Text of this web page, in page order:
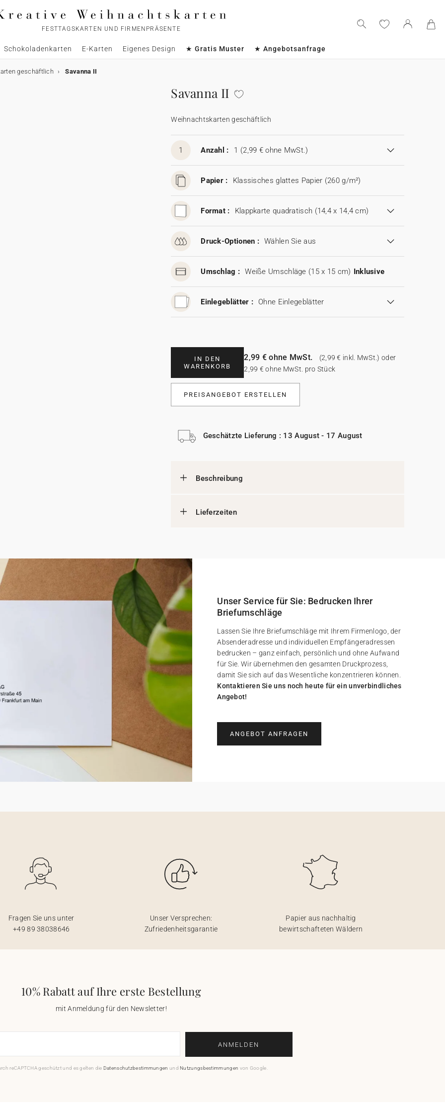
FESTTAGSKARTEN UND FIRMENPRÄSENTE
Schokoladenkarten E-Karten Eigenes Design ★ Gratis Muster ★ Angebotsanfrage
geschäftlich Savanna II
Savanna II
Weihnachtskarten geschäftlich
1 Anzahl : 1 (2,99 € ohne MwSt.)
Papier : Klassisches glattes Papier (260 g/m²)
Format : Klappkarte quadratisch (14,4 x 14,4 cm)
Druck-Optionen : Wählen Sie aus
Umschlag : Weiße Umschläge (15 x 15 cm) Inklusive
Einlegeblätter : Ohne Einlegeblätter
IN DEN
WARENKORB
2,99 € ohne MwSt.
(2,99 € inkl. MwSt.) oder
2,99 € ohne MwSt. pro Stück
PREISANGEBOT ERSTELLEN
Geschätzte Lieferung : 13 August - 17 August
Beschreibung
Lieferzeiten
Unser Service für Sie: Bedrucken Ihrer
Briefumschläge
Lassen Sie Ihre Briefumschläge mit Ihrem Firmenlogo, der
Absenderadresse und individuellen Empfängeradressen
bedrucken – ganz einfach, persönlich und ohne Aufwand
für Sie. Wir übernehmen den gesamten Druckprozess,
damit Sie sich auf das Wesentliche konzentrieren können.
Kontaktieren Sie uns noch heute für ein unverbindliches
Angebot!
ANGEBOT ANFRAGEN
Fragen Sie uns unter
+49 89 38038646
Unser Versprechen:
Zufriedenheitsgarantie
Papier aus nachhaltig
bewirtschafteten Wäldern
10% Rabatt auf Ihre erste Bestellung
mit Anmeldung für den Newsletter!
ANMELDEN
reCAPTCHA geschützt und es gelten die Datenschutzbestimmungen und Nutzungsbestimmungen von Google.